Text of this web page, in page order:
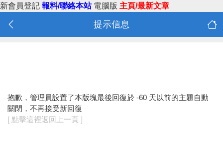
新會員登記 報料/聯絡本站 電腦版 主頁/最新文章
提示信息
抱歉，管理員設置了本版塊最後回復於 -60 天以前的主題自動
關閉，不再接受新回復
[ 點擊這裡返回上一頁 ]